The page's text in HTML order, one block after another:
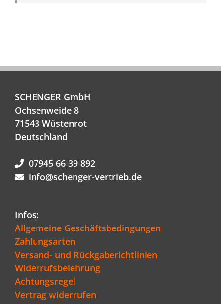
SCHENGER GmbH
Ochsenweide 8
71543 Wüstenrot
Deutschland
07945 66 39 892
info@schenger-vertrieb.de
Infos:
Allgemeine Geschäftsbedingungen
Zahlungsarten
Versand- und Rückgaberichtlinien
Widerrufsbelehrung
Achtungsregel
Vertrag widerrufen